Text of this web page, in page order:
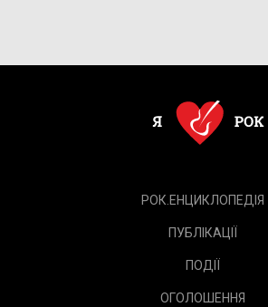
РОК.ЕНЦИКЛОПЕДІЯ
ПУБЛІКАЦІЇ
ПОДІЇ
ОГОЛОШЕННЯ